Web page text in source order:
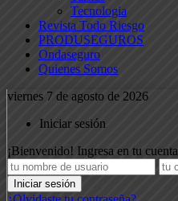
Tecnologia
Revista Todo Riesgo
PRODUSEGUROS
Ondaseguro
Quienes Somos
viernes 7 de agosto de 2026
Iniciar sesión
¡Bienvenido! Ingresa en tu cuenta